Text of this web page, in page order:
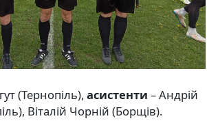
(Тернопіль), асистенти – Андрій
Віталій Чорній (Борщів).